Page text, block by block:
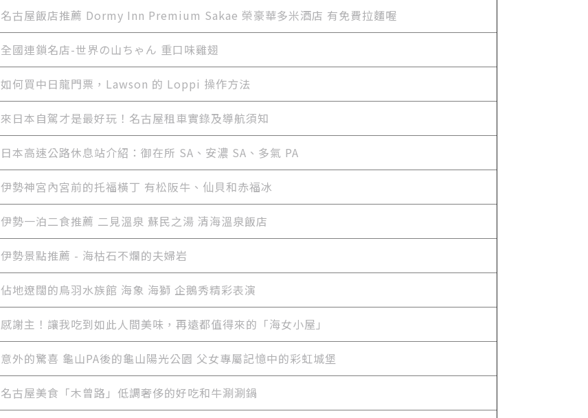
名古屋飯店推薦 Dormy Inn Premium Sakae 榮豪華多米酒店 有免費拉麵喔
全國連鎖名店-世界の山ちゃん 重口味雞翅
如何買中日龍門票，Lawson 的 Loppi 操作方法
來日本自駕才是最好玩！名古屋租車實錄及導航須知
日本高速公路休息站介紹：御在所 SA、安濃 SA、多氣 PA
伊勢神宮內宮前的托福橫丁 有松阪牛、仙貝和赤福冰
伊勢一泊二食推薦 二見溫泉 蘇民之湯 清海溫泉飯店
伊勢景點推薦 - 海枯石不爛的夫婦岩
佔地遼闊的鳥羽水族館 海象 海獅 企鵝秀精彩表演
感謝主！讓我吃到如此人間美味，再遠都值得來的「海女小屋」
意外的驚喜 龜山PA後的龜山陽光公園 父女專屬記憶中的彩虹城堡
名古屋美食「木曾路」低調奢侈的好吃和牛涮涮鍋